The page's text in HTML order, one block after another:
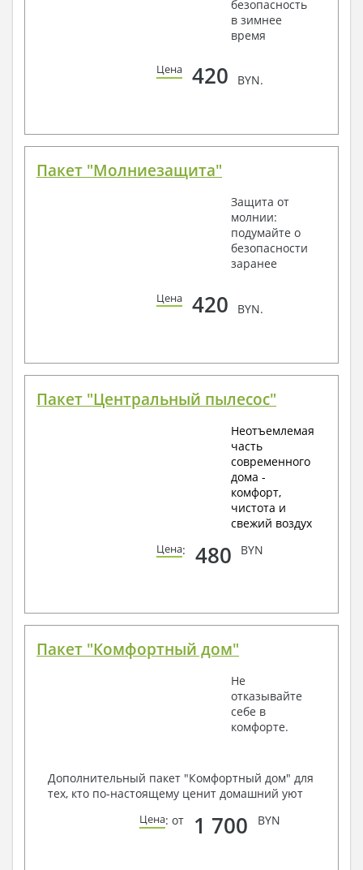
безопасность
в зимнее
время
Цена 420 BYN.
Пакет "Молниезащита"
Защита от
молнии:
подумайте о
безопасности
заранее
Цена 420 BYN.
Пакет "Центральный пылесос"
Неотъемлемая
часть
современного
дома -
комфорт,
чистота и
свежий воздух
Цена: 480 BYN
Пакет "Комфортный дом"
Не
отказывайте
себе в
комфорте.
Дополнительный пакет "Комфортный дом" для
тех, кто по-настоящему ценит домашний уют
Цена: от 1 700 BYN